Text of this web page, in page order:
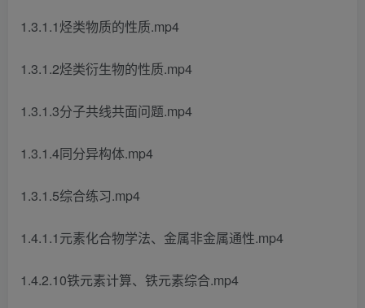
1.3.1.1烃类物质的性质.mp4
1.3.1.2烃类衍生物的性质.mp4
1.3.1.3分子共线共面问题.mp4
1.3.1.4同分异构体.mp4
1.3.1.5综合练习.mp4
1.4.1.1元素化合物学法、金属非金属通性.mp4
1.4.2.10铁元素计算、铁元素综合.mp4